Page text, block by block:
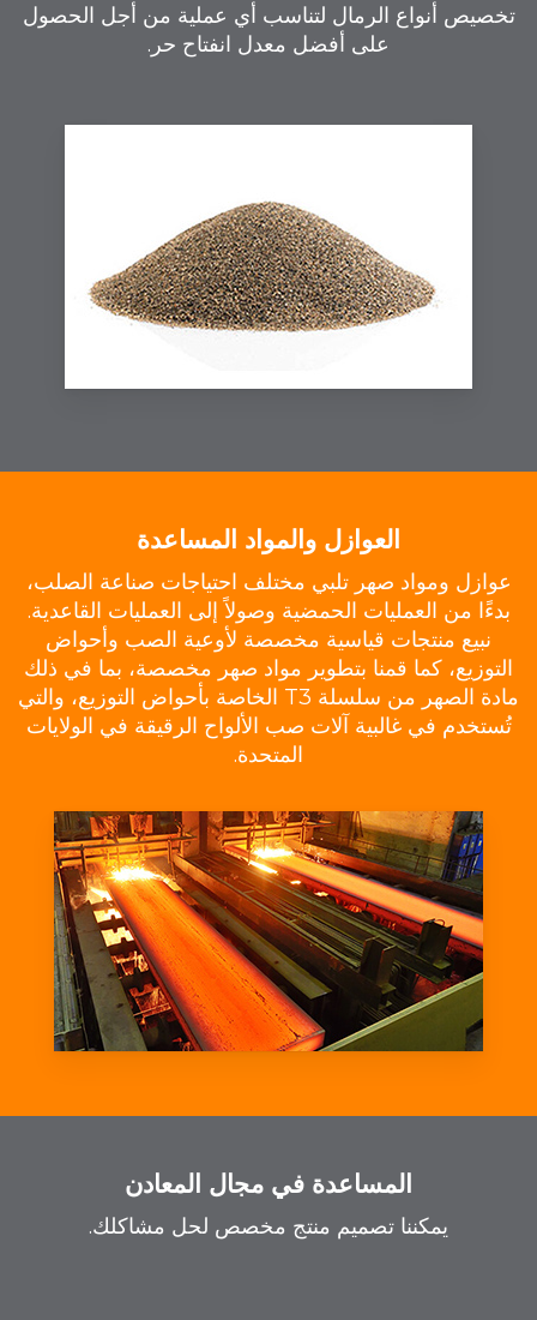
تخصيص أنواع الرمال لتناسب أي عملية من أجل الحصول
على أفضل معدل انفتاح حر.
العوازل والمواد المساعدة
عوازل ومواد صهر تلبي مختلف احتياجات صناعة الصلب،
بدءًا من العمليات الحمضية وصولاً إلى العمليات القاعدية.
نبيع منتجات قياسية مخصصة لأوعية الصب وأحواض
التوزيع، كما قمنا بتطوير مواد صهر مخصصة، بما في ذلك
مادة الصهر من سلسلة T3 الخاصة بأحواض التوزيع، والتي
تُستخدم في غالبية آلات صب الألواح الرقيقة في الولايات
المتحدة.
المساعدة في مجال المعادن
يمكننا تصميم منتج مخصص لحل مشاكلك.